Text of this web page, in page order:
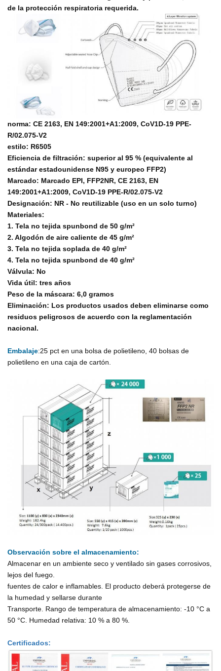
de la protección respiratoria requerida.
norma: CE 2163, EN 149:2001+A1:2009, CoV1D-19 PPE-
R/02.075-V2
estilo: R6505
Eficiencia de filtración: superior al 95 % (equivalente al
estándar estadounidense N95 y europeo FFP2)
Marcado: Marcado EPI, FFP2NR, CE 2163, EN
149:2001+A1:2009, CoV1D-19 PPE-R/02.075-V2
Designación: NR - No reutilizable (uso en un solo turno)
Materiales:
1. Tela no tejida spunbond de 50 g/m²
2. Algodón de aire caliente de 45 g/m²
3. Tela no tejida soplada de 40 g/m²
4. Tela no tejida spunbond de 40 g/m²
Válvula: No
Vida útil: tres años
Peso de la máscara: 6,0 gramos
Eliminación: Los productos usados ​​deben eliminarse como
residuos peligrosos de acuerdo con la reglamentación
nacional.
Embalaje:25 pct en una bolsa de polietileno, 40 bolsas de
polietileno en una caja de cartón.
Observación sobre el almacenamiento:
Almacenar en un ambiente seco y ventilado sin gases corrosivos,
lejos del fuego.
fuentes de calor e inflamables. El producto deberá protegerse de
la humedad y sellarse durante
Transporte. Rango de temperatura de almacenamiento: -10 °C a
50 °C. Humedad relativa: 10 % a 80 %.
Certificados: